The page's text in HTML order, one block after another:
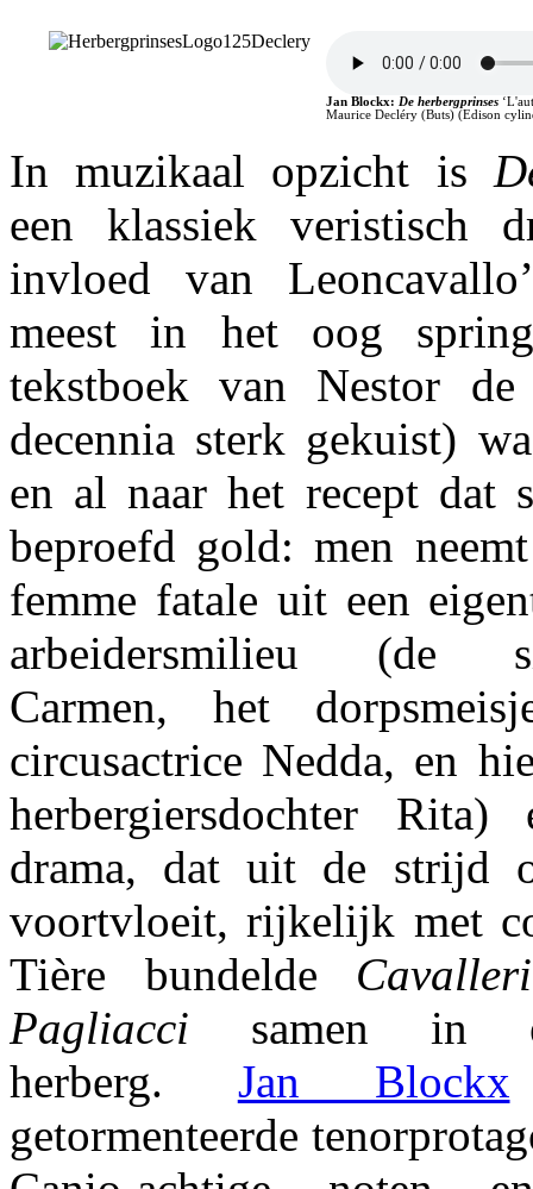
Jan Blockx: De herbergprinses
Maurice Decléry (Buts) (Edison
In muzikaal opzicht is
een klassiek veristisch
invloed van
meest in het oog
tekstboek van Nestor
decennia sterk gekuist)
en al naar het recept dat
beproefd gold: men
femme fatale uit een
arbeidersmilieu (de
Carmen, het
circusactrice Nedda, en
herbergiersdochter
drama, dat uit de strijd
voortvloeit, rijkelijk met
Tière bundelde
Pagliacci samen in
herberg. Jan Blockx
getormenteerde